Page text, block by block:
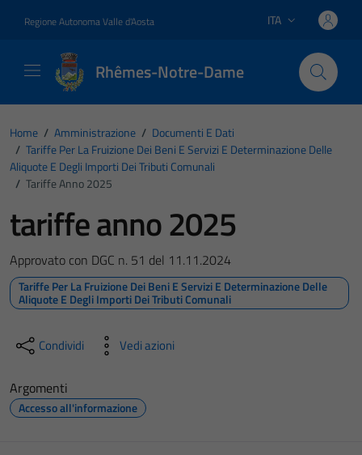
Regione Autonoma Valle d'Aosta Lingua attiva:
ITA
Rhêmes-Notre-Dame
Home / Amministrazione / Documenti E Dati
/ Tariffe Per La Fruizione Dei Beni E Servizi E Determinazione Delle
Aliquote E Degli Importi Dei Tributi Comunali
/ Tariffe Anno 2025
tariffe anno 2025
Approvato con DGC n. 51 del 11.11.2024
Tariffe Per La Fruizione Dei Beni E Servizi E Determinazione Delle
Aliquote E Degli Importi Dei Tributi Comunali
Condividi Vedi azioni
Argomenti
Accesso all'informazione